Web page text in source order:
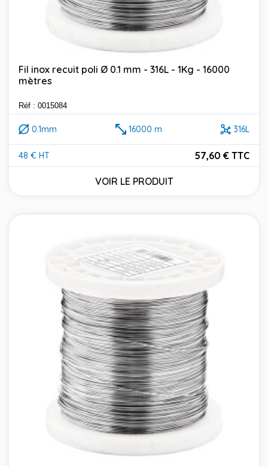
Fil inox recuit poli Ø 0.1 mm - 316L - 1Kg - 16000
mètres
Réf : 0015084
0.1mm 16000 m 316L
48 € HT
Prix
57,60 € TTC
VOIR LE PRODUIT